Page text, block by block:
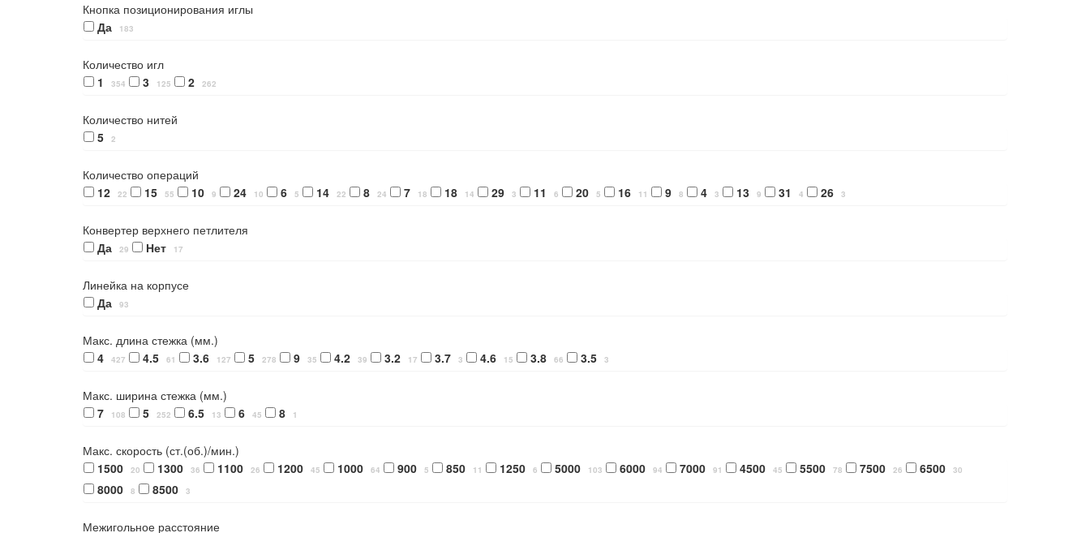
Кнопка позиционирования иглы
Да
183
Количество игл
1
354 3 125 2 262
Количество нитей
5
2
Количество операций
12
22 15 55 10 9 24 10 6 5 14 22 8 24 7 18 18 14 29 3 11 6 20 5 16 11 9 8 4 3 13 9 31 4 26 3
Конвертер верхнего петлителя
Да
29 Нет 17
Линейка на корпусе
Да
93
Макс. длина стежка (мм.)
4
427 4.5 61 3.6 127 5 278 9 35 4.2 39 3.2 17 3.7 3 4.6 15 3.8 66 3.5 3
Макс. ширина стежка (мм.)
7
108 5 252 6.5 13 6 45 8 1
Макс. скорость (ст.(об.)/мин.)
1500
20 1300 36 1100 26 1200 45 1000 64 900 5 850 11 1250 6 5000 103 6000 94 7000 91 4500 45 5500 78 7500 26 6500 30
8000 8 8500 3
Межигольное расстояние